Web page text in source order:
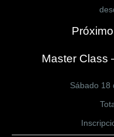
Master Class
Sábado 18